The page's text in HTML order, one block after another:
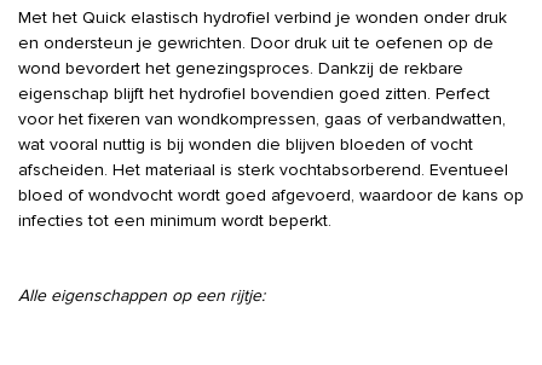
Met het Quick elastisch hydrofiel verbind je wonden onder druk
en ondersteun je gewrichten. Door druk uit te oefenen op de
wond bevordert het genezingsproces. Dankzij de rekbare
eigenschap blijft het hydrofiel bovendien goed zitten. Perfect
voor het fixeren van wondkompressen, gaas of verbandwatten,
wat vooral nuttig is bij wonden die blijven bloeden of vocht
afscheiden. Het materiaal is sterk vochtabsorberend. Eventueel
bloed of wondvocht wordt goed afgevoerd, waardoor de kans op
infecties tot een minimum wordt beperkt.
Alle eigenschappen op een rijtje: